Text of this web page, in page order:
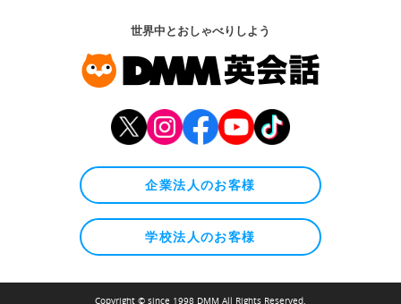
世界中とおしゃべりしよう
企業法人のお客様
学校法人のお客様
Copyright © since 1998 DMM All Rights Reserved.